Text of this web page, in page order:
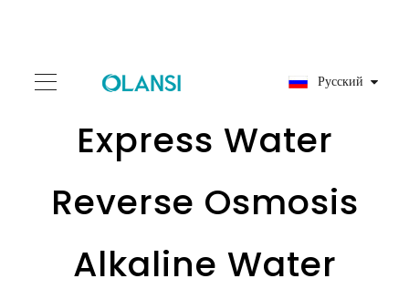
Pусский
Express Water
Reverse Osmosis
Alkaline Water